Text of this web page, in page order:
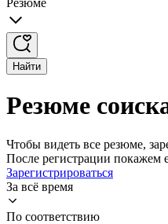
Резюме
Найти
Резюме
Чтобы видеть все резюме,
После регистрации покажем
Зарегистрироваться
За всё время
По соответствию